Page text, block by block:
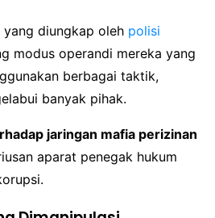
yang diungkap oleh polisi
modus operandi mereka yang
berbagai taktik,
banyak pihak.
jaringan mafia perizinan
aparat penegak hukum